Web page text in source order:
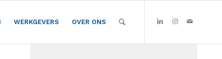
WERKGEVERS OVER ONS